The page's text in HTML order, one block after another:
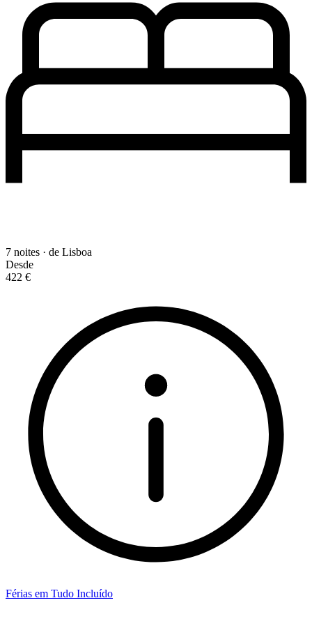
7 noites · de Lisboa
Desde
422 €
Férias em Tudo Incluído